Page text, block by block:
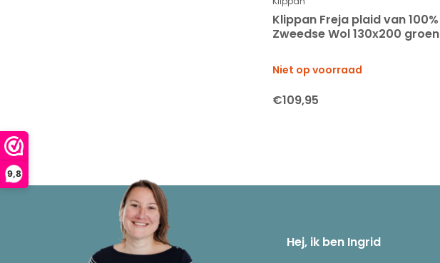
9,8
Klippan Freja plaid van 100%
Zweedse Wol 130x200 groen
Niet op voorraad
€109,95
Hej, ik ben Ingrid